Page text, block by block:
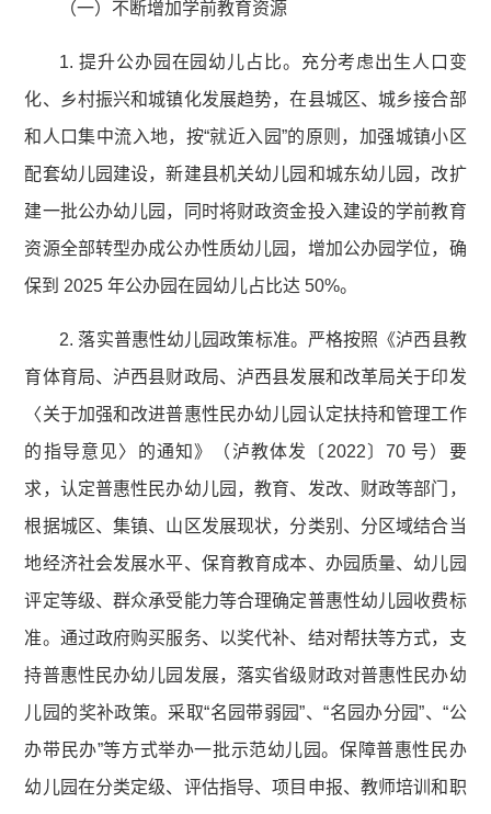
（一）不断增加学前教育资源
1. 提升公办园在园幼儿占比。充分考虑出生人口变
化、乡村振兴和城镇化发展趋势，在县城区、城乡接合部
和人口集中流入地，按“就近入园”的原则，加强城镇小区
配套幼儿园建设，新建县机关幼儿园和城东幼儿园，改扩
建一批公办幼儿园，同时将财政资金投入建设的学前教育
资源全部转型办成公办性质幼儿园，增加公办园学位，确
保到 2025 年公办园在园幼儿占比达 50%。
2. 落实普惠性幼儿园政策标准。严格按照《泸西县教
育体育局、泸西县财政局、泸西县发展和改革局关于印发
〈关于加强和改进普惠性民办幼儿园认定扶持和管理工作
的指导意见〉的通知》（泸教体发〔2022〕70 号）要
求，认定普惠性民办幼儿园，教育、发改、财政等部门，
根据城区、集镇、山区发展现状，分类别、分区域结合当
地经济社会发展水平、保育教育成本、办园质量、幼儿园
评定等级、群众承受能力等合理确定普惠性幼儿园收费标
准。通过政府购买服务、以奖代补、结对帮扶等方式，支
持普惠性民办幼儿园发展，落实省级财政对普惠性民办幼
儿园的奖补政策。采取“名园带弱园”、“名园办分园”、“公
办带民办”等方式举办一批示范幼儿园。保障普惠性民办
幼儿园在分类定级、评估指导、项目申报、教师培训和职